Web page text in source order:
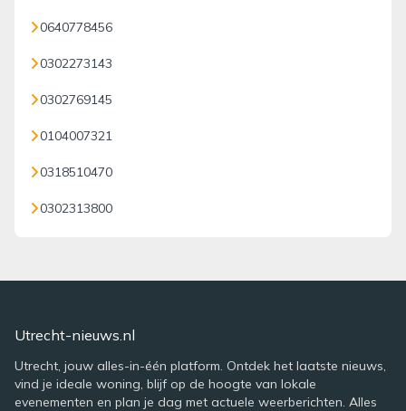
0640778456
0302273143
0302769145
0104007321
0318510470
0302313800
Utrecht-nieuws.nl
Utrecht, jouw alles-in-één platform. Ontdek het laatste nieuws,
vind je ideale woning, blijf op de hoogte van lokale
evenementen en plan je dag met actuele weerberichten. Alles